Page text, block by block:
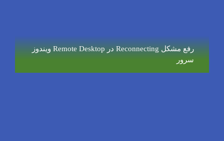
رفع مشکل Reconnecting در Remote Desktop ویندوز
سرور